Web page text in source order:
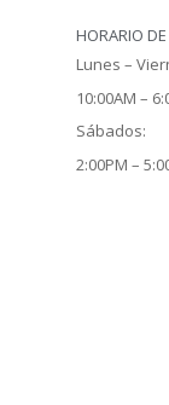
HORARIO
Lunes –
10:00AM –
Sábados:
2:00PM –